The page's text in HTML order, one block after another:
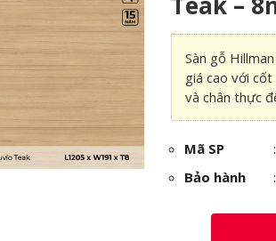
Sàn gỗ
giá cao với
và chân thực
Mã SP :
Bảo hành
: